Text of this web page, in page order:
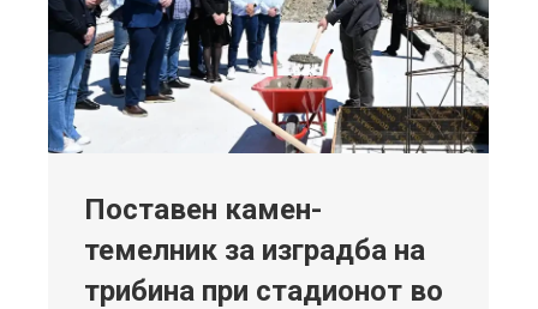
Поставен камен-
темелник за изградба на
трибина при стадионот во